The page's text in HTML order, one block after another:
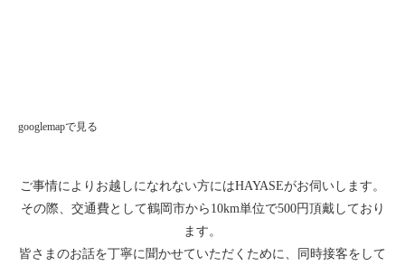
googlemapで見る
ご事情によりお越しになれない方にはHAYASEがお伺いします。
その際、交通費として鶴岡市から10km単位で500円頂戴しており
ます。
皆さまのお話を丁寧に聞かせていただくために、同時接客をして